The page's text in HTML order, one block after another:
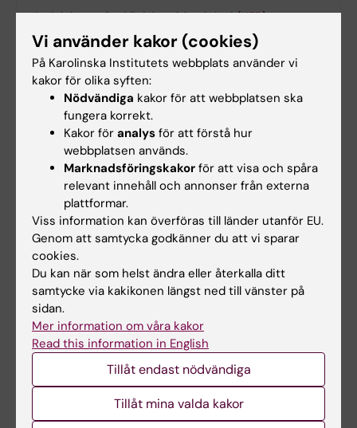
Avdelningen för klinisk epidemiologi (KEP)
Forskargrupp: Kroniska inflammationssjukdomar
Forskningsområden:
Autoimmunitet och inflammation
Epidemiologi
Folkhälsovetenskap, global hälsa och socialmedicin
Medicinsk genetik och genomik
Reumatologi
Innehållsgranskare:
Marie Holmqvist
Sidan uppdaterad:2026-07-28
Dela
Vi använder kakor (cookies)
På Karolinska Institutets webbplats använder vi
kakor för olika syften:
Nödvändiga kakor för att webbplatsen ska
fungera korrekt.
Kakor för analys för att förstå hur
webbplatsen används.
Marknadsföringskakor för att visa och spåra
relevant innehåll och annonser från externa
plattformar.
Viss information kan överföras till länder utanför EU.
Genom att samtycka godkänner du att vi sparar
cookies.
Du kan när som helst ändra eller återkalla ditt
samtycke via kakikonen längst ned till vänster på
sidan.
Mer information om våra kakor
Read this information in English
Tillåt endast nödvändiga
Tillåt mina valda kakor